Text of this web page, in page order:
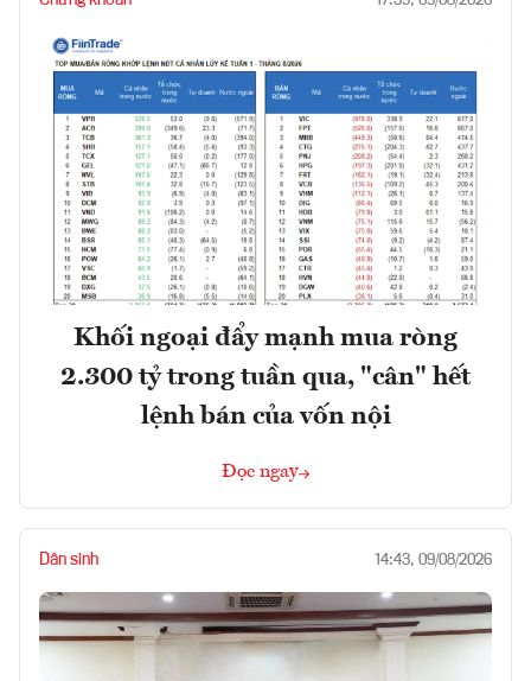
Khối ngoại đẩy mạnh mua ròng
2.300 tỷ trong tuần qua, "cân" hết
lệnh bán của vốn nội
Đọc ngay
Dân sinh 14:43, 09/08/2026